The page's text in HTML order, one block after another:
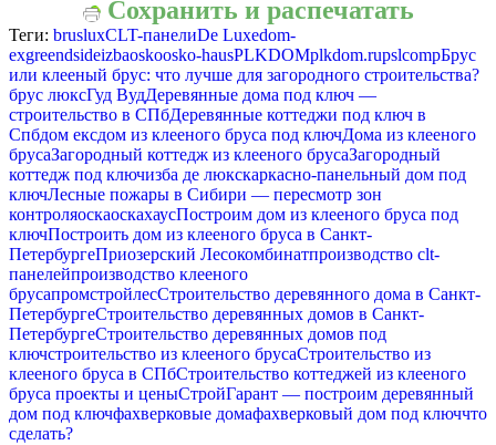
Сохранить и распечатать
Теги: brusluxCLT-панелиDe Luxedom-
exgreendsideizbaoskoosko-hausPLKDOMplkdom.rupslcompБрус
или клееный брус: что лучше для загородного строительства?
брус люксГуд ВудДеревянные дома под ключ —
строительство в СПбДеревянные коттеджи под ключ в
Спбдом ексдом из клееного бруса под ключДома из клееного
брусаЗагородный коттедж из клееного брусаЗагородный
коттедж под ключизба де люкскаркасно-панельный дом под
ключЛесные пожары в Сибири — пересмотр зон
контроляоскаоскахаусПостроим дом из клееного бруса под
ключПостроить дом из клееного бруса в Санкт-
ПетербургеПриозерский Лесокомбинатпроизводство clt-
панелейпроизводство клееного
брусапромстройлесСтроительство деревянного дома в Санкт-
ПетербургеСтроительство деревянных домов в Санкт-
ПетербургеСтроительство деревянных домов под
ключстроительство из клееного брусаСтроительство из
клееного бруса в СПбСтроительство коттеджей из клееного
бруса проекты и ценыСтройГарант — построим деревянный
дом под ключфахверковые домафахверковый дом под ключчто
сделать?